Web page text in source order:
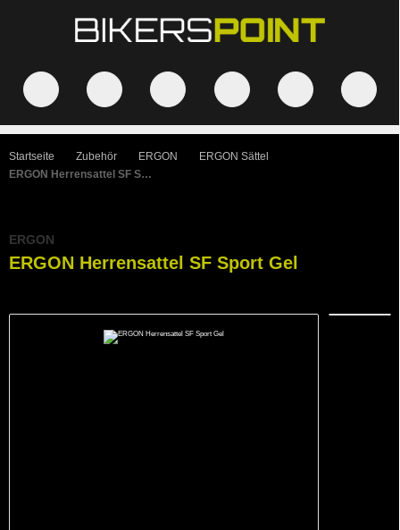
Startseite Zubehör ERGON
ERGON Sättel
ERGON Herrensattel SF Sport Gel
ERGON
ERGON Herrensattel SF Sport Gel